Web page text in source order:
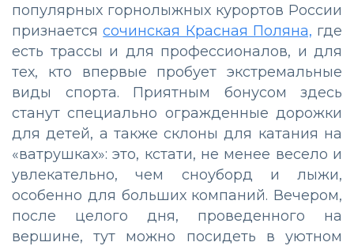
популярных горнолыжных курортов России
признаетсясочинская Красная Поляна, где
есть трассы и для профессионалов, и для
тех, кто впервые пробует экстремальные
виды спорта. Приятным бонусом здесь
станут специально огражденные дорожки
для детей, а также склоны для катания на
«ватрушках»: это, кстати, не менее весело и
увлекательно, чем сноуборд и лыжи,
особенно для больших компаний. Вечером,
после целого дня, проведенного на
вершине, тут можно посидеть в уютном